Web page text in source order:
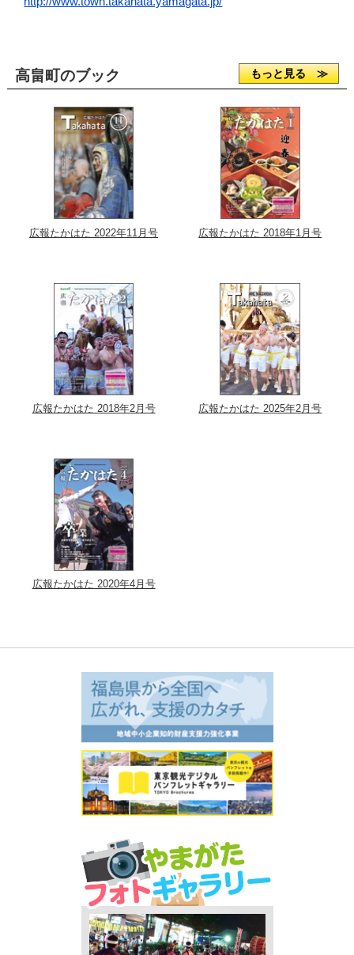
高畠町のブック もっと見る ≫
広報たかはた 2022年11月号 広報たかはた 2018年1月号
広報たかはた 2018年2月号 広報たかはた 2025年2月号
広報たかはた 2020年4月号